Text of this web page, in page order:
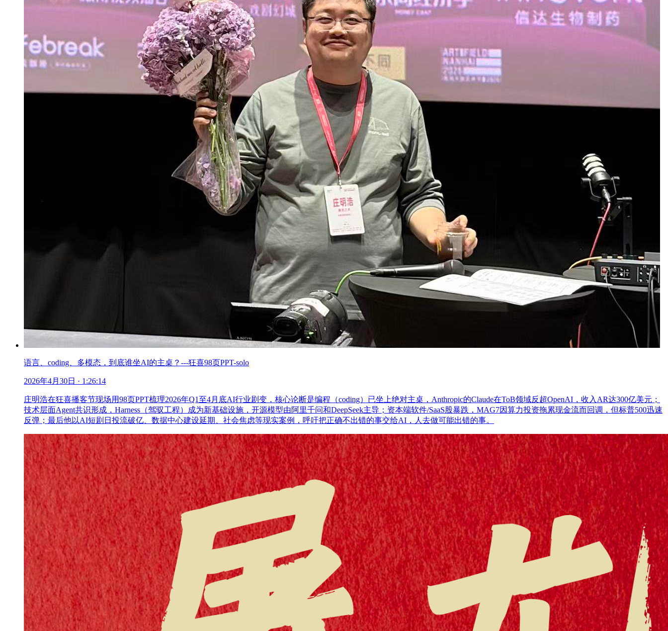
语言、coding、多模态，到底谁坐AI的主桌？---狂喜98页PPT-solo
2026年4月30日 · 1:26:14
庄明浩在狂喜播客节现场用98页PPT梳理2026年Q1至4月底AI行业剧变，核心论断是编程（coding）已坐上绝对主桌，Anthropic的Claude在ToB领域反超OpenAI，收入AR达300亿美元；
技术层面Agent共识形成，Harness（驾驭工程）成为新基础设施，开源模型由阿里千问和DeepSeek主导；资本端软件/SaaS股暴跌，MAG7因算力投资拖累现金流而回调，但标普500迅速
反弹；最后他以AI短剧日投流破亿、数据中心建设延期、社会焦虑等现实案例，呼吁把正确不出错的事交给AI，人去做可能出错的事。